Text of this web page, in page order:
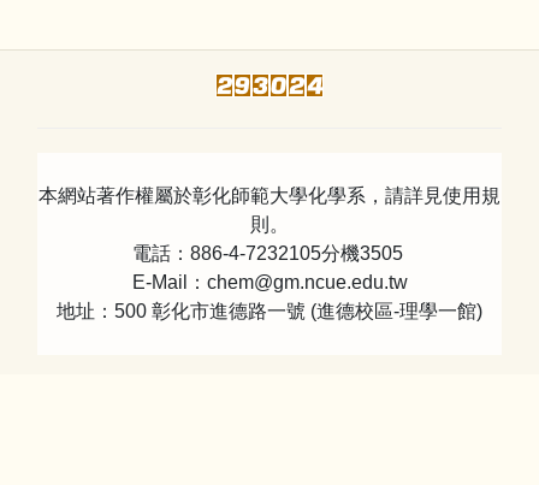
本網站著作權屬於彰化師範大學化學系，請詳見使用規
則。
電話：886-4-7232105分機3505
E-Mail：chem@gm.ncue.edu.tw
地址：500 彰化市進德路一號 (進德校區-理學一館)